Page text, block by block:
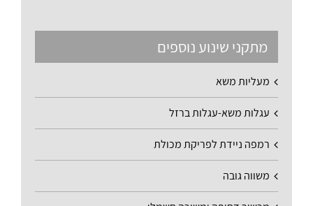
מתקני שינוע נוספים
מעליות משא
עגלות משא-עגלות ברזל
רמפה ניידת לפריקת מכולת
משווה גובה